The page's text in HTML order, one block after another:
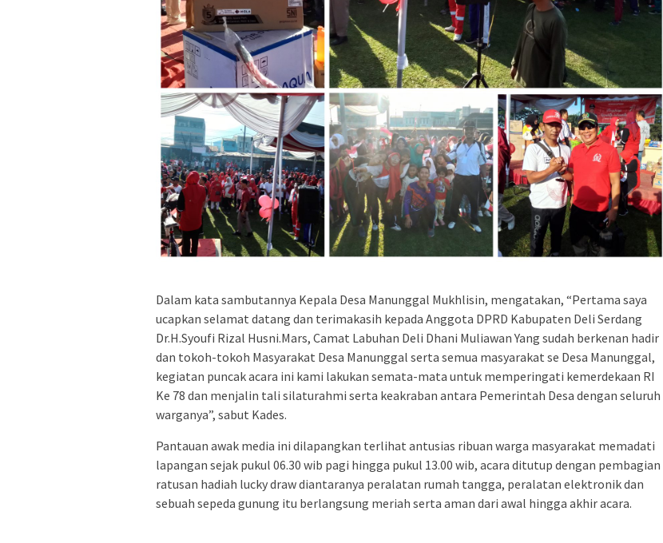
Dalam kata sambutannya Kepala Desa Manunggal Mukhlisin, mengatakan, “Pertama saya
ucapkan selamat datang dan terimakasih kepada Anggota DPRD Kabupaten Deli Serdang
Dr.H.Syoufi Rizal Husni.Mars, Camat Labuhan Deli Dhani Muliawan Yang sudah berkenan hadir
dan tokoh-tokoh Masyarakat Desa Manunggal serta semua masyarakat se Desa Manunggal,
kegiatan puncak acara ini kami lakukan semata-mata untuk memperingati kemerdekaan RI
Ke 78 dan menjalin tali silaturahmi serta keakraban antara Pemerintah Desa dengan seluruh
warganya”, sabut Kades.
Pantauan awak media ini dilapangkan terlihat antusias ribuan warga masyarakat memadati
lapangan sejak pukul 06.30 wib pagi hingga pukul 13.00 wib, acara ditutup dengan pembagian
ratusan hadiah lucky draw diantaranya peralatan rumah tangga, peralatan elektronik dan
sebuah sepeda gunung itu berlangsung meriah serta aman dari awal hingga akhir acara.